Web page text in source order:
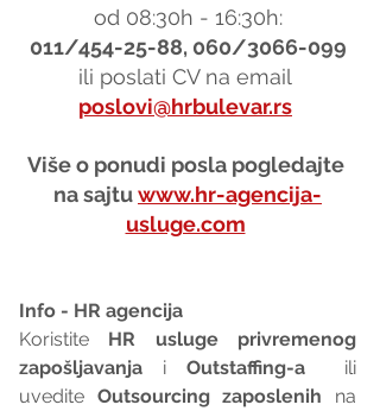
od 08:30h - 16:30h:
011/454-25-88, 060/3066-099
ili poslati CV na email
poslovi@hrbulevar.rs
Više o ponudi posla pogledajte
na sajtu www.hr-agencija-
usluge.com
Info - HR agencija
Koristite HR usluge privremenog
zapošljavanja i Outstaffing-a
  ili
uvedite Outsourcing zaposlenih na